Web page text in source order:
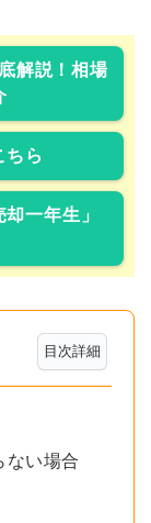
解説！相場
ちら
一年生」
目次詳細
ない場合